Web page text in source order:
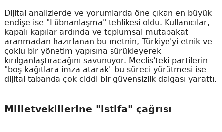
Dijital analizlerde ve yorumlarda öne çıkan en büyük
endişe ise "Lübnanlaşma" tehlikesi oldu. Kullanıcılar,
kapalı kapılar ardında ve toplumsal mutabakat
aranmadan hazırlanan bu metnin, Türkiye'yi etnik ve
çoklu bir yönetim yapısına sürükleyerek
kırılganlaştıracağını savunuyor. Meclis'teki partilerin
"boş kağıtlara imza atarak" bu süreci yürütmesi ise
dijital tabanda çok ciddi bir güvensizlik dalgası yarattı.
Milletvekillerine "istifa" çağrısı